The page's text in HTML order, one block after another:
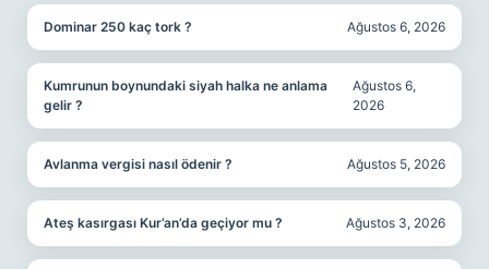
Dominar 250 kaç tork ? Ağustos 6, 2026
Kumrunun boynundaki siyah halka ne anlama
gelir ?
Ağustos 6,
2026
Avlanma vergisi nasıl ödenir ? Ağustos 5, 2026
Ateş kasırgası Kur’an’da geçiyor mu ? Ağustos 3, 2026